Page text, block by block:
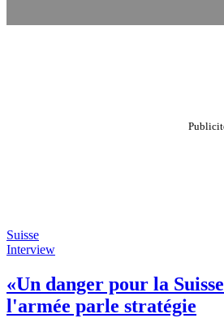
Suisse
Interview
«Un danger pour la
l'armée parle stratégie